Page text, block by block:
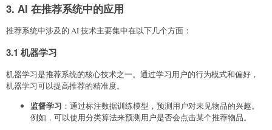
3. AI 在推荐系统中的应用
推荐系统中涉及的 AI 技术主要集中在以下几个方面：
3.1 机器学习
机器学习是推荐系统的核心技术之一。通过学习用户的行为模式和偏好，
机器学习可以提高推荐的精准度。
监督学习 ：通过标注数据训练模型，预测用户对未见物品的兴趣。
例如，可以使用分类算法来预测用户是否会点击某个推荐物品。